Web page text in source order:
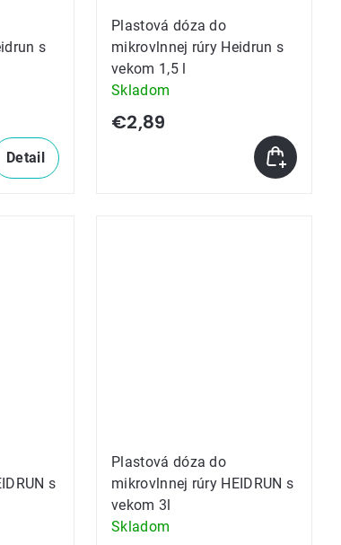
s
Detail
Plastová dóza do
mikrovlnnej rúry Heidrun s
vekom 1,5 l
Skladom
€2,89
s
Plastová dóza do
mikrovlnnej rúry HEIDRUN s
vekom 3l
Skladom